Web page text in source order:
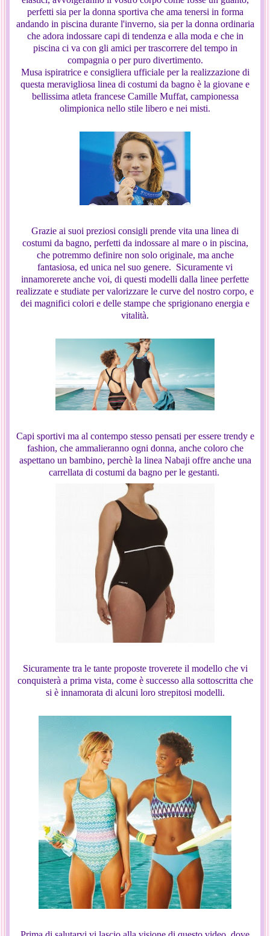
perfetti sia per la donna sportiva che ama tenersi in forma
andando in piscina durante l'inverno, sia per la donna ordinaria
che adora indossare capi di tendenza e alla moda e che in
piscina ci va con gli amici per trascorrere del tempo in
compagnia o per puro divertimento.
Musa ispiratrice e consigliera ufficiale per la realizzazione di
questa meravigliosa linea di costumi da bagno è la giovane e
bellissima atleta francese Camille Muffat, campionessa
olimpionica nello stile libero e nei misti.
Grazie ai suoi preziosi consigli prende vita una linea di
costumi da bagno, perfetti da indossare al mare o in piscina,
che potremmo definire non solo originale, ma anche
fantasiosa, ed unica nel suo genere. Sicuramente vi
innamorerete anche voi, di questi modelli dalla linee perfette
realizzate e studiate per valorizzare le curve del nostro corpo, e
dei magnifici colori e delle stampe che sprigionano energia e
vitalità.
Capi sportivi ma al contempo stesso pensati per essere trendy e
fashion, che ammalieranno ogni donna, anche coloro che
aspettano un bambino, perchè la linea Nabaji offre anche una
carrellata di costumi da bagno per le gestanti.
Sicuramente tra le tante proposte troverete il modello che vi
conquisterà a prima vista, come è successo alla sottoscritta che
si è innamorata di alcuni loro strepitosi modelli.